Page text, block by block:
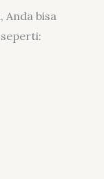
Anda bisa